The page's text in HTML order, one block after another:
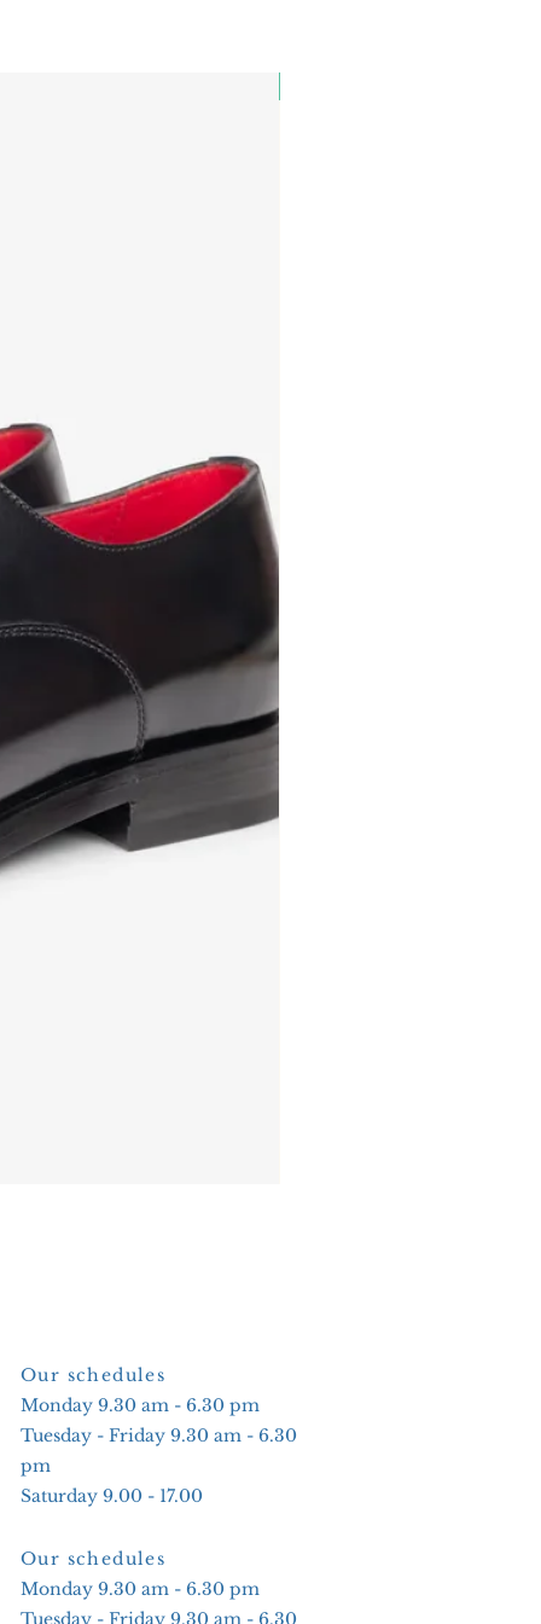
Our schedules
Monday 9.30 am - 6.30 pm
Tuesday - Friday 9.30 am - 6.30
pm
Saturday 9.00 - 17.00
Our schedules
Monday 9.30 am - 6.30 pm
Tuesday - Friday 9.30 am - 6.30